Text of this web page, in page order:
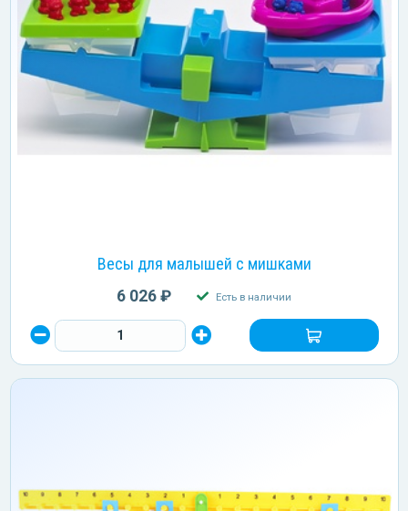
Весы для малышей с мишками
6 026 ₽ Есть в наличии